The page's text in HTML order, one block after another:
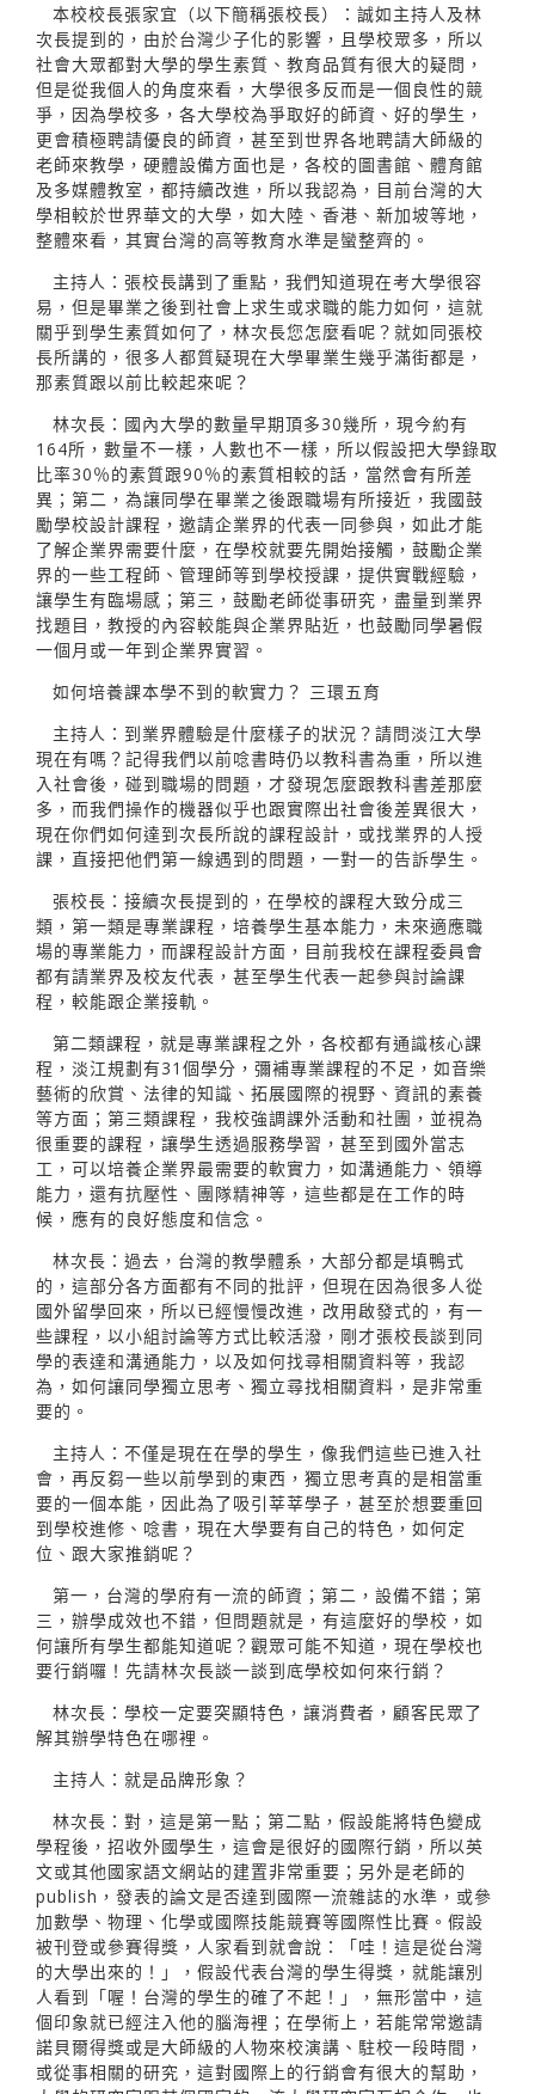
本校校長張家宜（以下簡稱張校長）：誠如主持人及林
次長提到的，由於台灣少子化的影響，且學校眾多，所以
社會大眾都對大學的學生素質、教育品質有很大的疑問，
但是從我個人的角度來看，大學很多反而是一個良性的競
爭，因為學校多，各大學校為爭取好的師資、好的學生，
更會積極聘請優良的師資，甚至到世界各地聘請大師級的
老師來教學，硬體設備方面也是，各校的圖書館、體育館
及多媒體教室，都持續改進，所以我認為，目前台灣的大
學相較於世界華文的大學，如大陸、香港、新加坡等地，
整體來看，其實台灣的高等教育水準是蠻整齊的。
主持人：張校長講到了重點，我們知道現在考大學很容
易，但是畢業之後到社會上求生或求職的能力如何，這就
關乎到學生素質如何了，林次長您怎麼看呢？就如同張校
長所講的，很多人都質疑現在大學畢業生幾乎滿街都是，
那素質跟以前比較起來呢？
林次長：國內大學的數量早期頂多30幾所，現今約有
164所，數量不一樣，人數也不一樣，所以假設把大學錄取
比率30％的素質跟90％的素質相較的話，當然會有所差
異；第二，為讓同學在畢業之後跟職場有所接近，我國鼓
勵學校設計課程，邀請企業界的代表一同參與，如此才能
了解企業界需要什麼，在學校就要先開始接觸，鼓勵企業
界的一些工程師、管理師等到學校授課，提供實戰經驗，
讓學生有臨場感；第三，鼓勵老師從事研究，盡量到業界
找題目，教授的內容較能與企業界貼近，也鼓勵同學暑假
一個月或一年到企業界實習。
如何培養課本學不到的軟實力？ 三環五育
主持人：到業界體驗是什麼樣子的狀況？請問淡江大學
現在有嗎？記得我們以前唸書時仍以教科書為重，所以進
入社會後，碰到職場的問題，才發現怎麼跟教科書差那麼
多，而我們操作的機器似乎也跟實際出社會後差異很大，
現在你們如何達到次長所說的課程設計，或找業界的人授
課，直接把他們第一線遇到的問題，一對一的告訴學生。
張校長：接續次長提到的，在學校的課程大致分成三
類，第一類是專業課程，培養學生基本能力，未來適應職
場的專業能力，而課程設計方面，目前我校在課程委員會
都有請業界及校友代表，甚至學生代表一起參與討論課
程，較能跟企業接軌。
第二類課程，就是專業課程之外，各校都有通識核心課
程，淡江規劃有31個學分，彌補專業課程的不足，如音樂
藝術的欣賞、法律的知識、拓展國際的視野、資訊的素養
等方面；第三類課程，我校強調課外活動和社團，並視為
很重要的課程，讓學生透過服務學習，甚至到國外當志
工，可以培養企業界最需要的軟實力，如溝通能力、領導
能力，還有抗壓性、團隊精神等，這些都是在工作的時
候，應有的良好態度和信念。
林次長：過去，台灣的教學體系，大部分都是填鴨式
的，這部分各方面都有不同的批評，但現在因為很多人從
國外留學回來，所以已經慢慢改進，改用啟發式的，有一
些課程，以小組討論等方式比較活潑，剛才張校長談到同
學的表達和溝通能力，以及如何找尋相關資料等，我認
為，如何讓同學獨立思考、獨立尋找相關資料，是非常重
要的。
主持人：不僅是現在在學的學生，像我們這些已進入社
會，再反芻一些以前學到的東西，獨立思考真的是相當重
要的一個本能，因此為了吸引莘莘學子，甚至於想要重回
到學校進修、唸書，現在大學要有自己的特色，如何定
位、跟大家推銷呢？
第一，台灣的學府有一流的師資；第二，設備不錯；第
三，辦學成效也不錯，但問題就是，有這麼好的學校，如
何讓所有學生都能知道呢？觀眾可能不知道，現在學校也
要行銷囉！先請林次長談一談到底學校如何來行銷？
林次長：學校一定要突顯特色，讓消費者，顧客民眾了
解其辦學特色在哪裡。
主持人：就是品牌形象？
林次長：對，這是第一點；第二點，假設能將特色變成
學程後，招收外國學生，這會是很好的國際行銷，所以英
文或其他國家語文網站的建置非常重要；另外是老師的
publish，發表的論文是否達到國際一流雜誌的水準，或參
加數學、物理、化學或國際技能競賽等國際性比賽。假設
被刊登或參賽得獎，人家看到就會說：「哇！這是從台灣
的大學出來的！」，假設代表台灣的學生得獎，就能讓別
人看到「喔！台灣的學生的確了不起！」，無形當中，這
個印象就已經注入他的腦海裡；在學術上，若能常常邀請
諾貝爾得獎或是大師級的人物來校演講、駐校一段時間，
或從事相關的研究，這對國際上的行銷會有很大的幫助，